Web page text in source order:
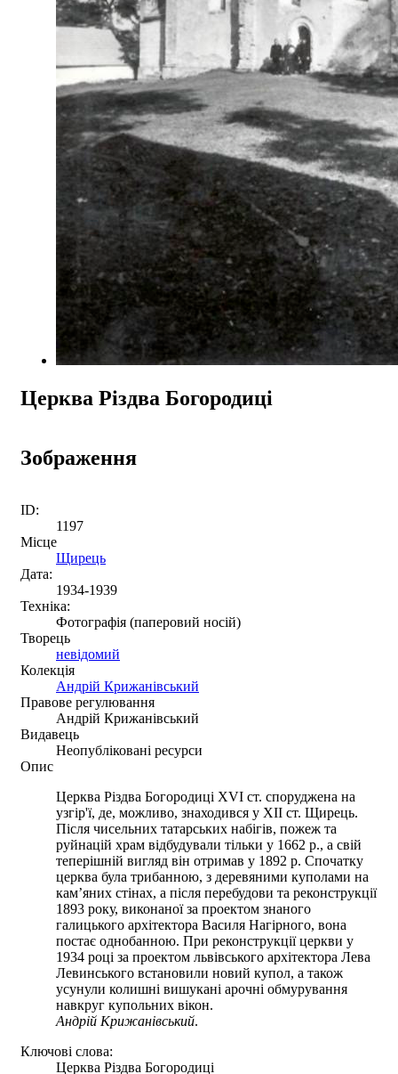
Церква Різдва Богородиці
Зображення
ID:
1197
Місце
Щирець
Дата:
1934-1939
Техніка:
Фотографія (паперовий носій)
Творець
невідомий
Колекція
Андрій Крижанівський
Правове регулювання
Андрій Крижанівський
Видавець
Неопубліковані ресурси
Опис
Церква Різдва Богородиці XVI ст. споруджена на
узгір'ї, де, можливо, знаходився у ХІІ ст. Щирець.
Після чисельних татарських набігів, пожеж та
руйнацій храм відбудували тільки у 1662 р., а свій
теперішній вигляд він отримав у 1892 р. Спочатку
церква була трибанною, з деревяними куполами на
кам’яних стінах, а після перебудови та реконструкції
1893 року, виконаної за проектом знаного
галицького архітектора Василя Нагірного, вона
постає однобанною. При реконструкції церкви у
1934 році за проектом львівського архітектора Лева
Левинського встановили новий купол, а також
усунули колишні вишукані арочні обмурування
навкруг купольних вікон.
Андрій Крижанівський.
Ключові слова:
Церква Різдва Богородиці